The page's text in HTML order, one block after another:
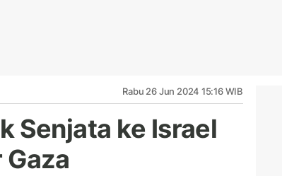
Rabu 26 Jun 2024 15:16 WIB
Senjata ke Israel